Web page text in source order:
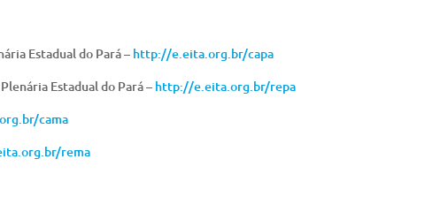
Estadual do Pará – http://e.eita.org.br/capa
Estadual do Pará – http://e.eita.org.br/repa
cama
rema